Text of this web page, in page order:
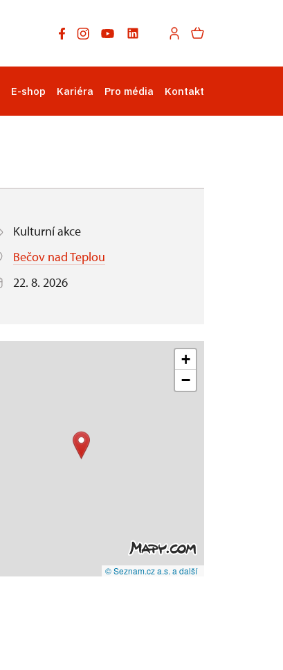
E-shop Kariéra Pro média Kontakt
Kulturní akce
Bečov nad Teplou
22. 8. 2026
+
−
© Seznam.cz a.s. a další